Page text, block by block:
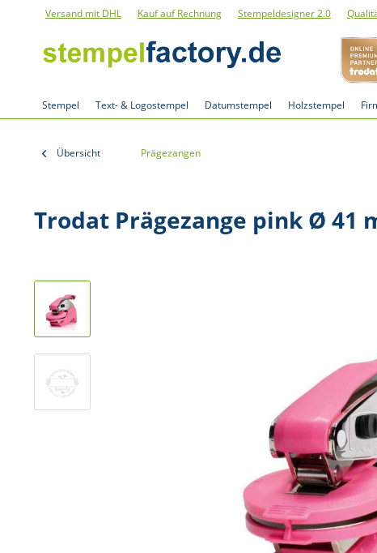
Versand mit DHL Kauf auf Rechnung Stempeldesigner 2.0
Stempel Text- & Logostempel Datumstempel Holzstempel
Übersicht Prägezangen
Trodat Prägezange pink Ø 41